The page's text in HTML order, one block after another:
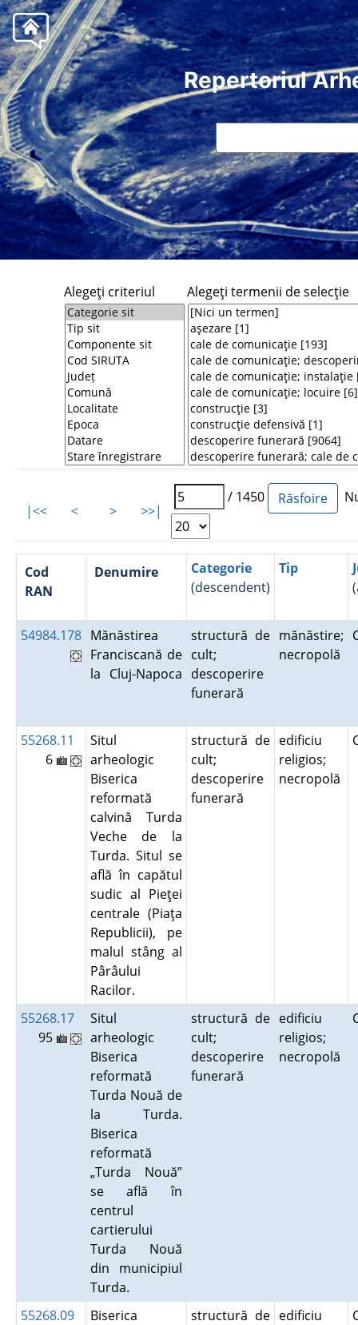
Repertoriul
Alegeţi criteriul Alegeţi termenii de selecţie
|<< < > >>|
/ 1450
Cod
RAN
Denumire
Categorie
(descendent)
Tip
54984.178 Mănăstirea
Franciscană de
la Cluj-Napoca
structură de
cult;
descoperire
funerară
mănăstire;
necropolă
55268.11
6
Situl
arheologic
Biserica
reformată
calvină Turda
Veche de la
Turda. Situl se
află în capătul
sudic al Pieţei
centrale (Piaţa
Republicii), pe
malul stâng al
Pârâului
Racilor.
structură de
cult;
descoperire
funerară
edificiu
religios;
necropolă
55268.17
95
Situl
arheologic
Biserica
reformată
Turda Nouă de
la Turda.
Biserica
reformată
„Turda Nouă”
se află în
centrul
cartierului
Turda Nouă
din municipiul
Turda.
structură de
cult;
descoperire
funerară
edificiu
religios;
necropolă
55268.09
Biserica
structură de edificiu